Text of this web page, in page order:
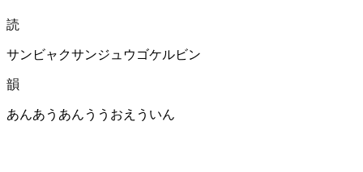
読
サンビャクサンジュウゴケルビン
韻
あんあうあんううおえういん